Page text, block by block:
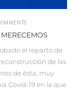
el reparto de
de las
de ésta, muy
Covid-19 en la que